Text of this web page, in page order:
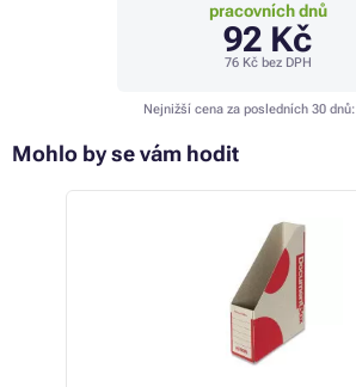
pracovních dnů
92 Kč
76 Kčbez DPH
Nejnižší cena za posledních 30 dnů:
Mohlo by se vám hodit